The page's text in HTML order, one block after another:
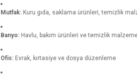
Mutfak: Kuru gıda, saklama ürünleri, temizlik
Banyo: Havlu, bakım ürünleri ve temizlik
Ofis: Evrak, kırtasiye ve dosya düzenleme